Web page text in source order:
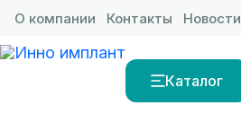
О компании Контакты Новости
Каталог